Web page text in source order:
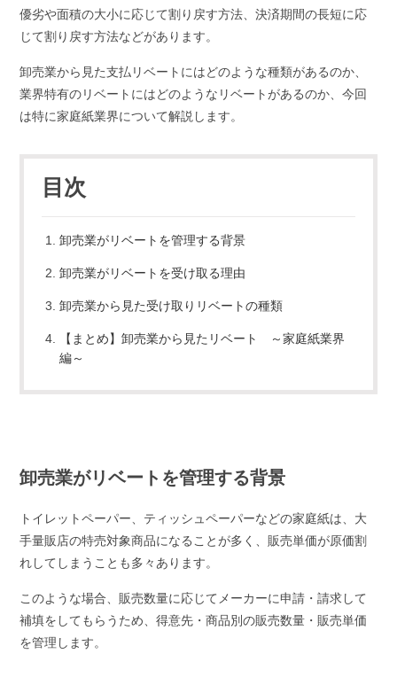
優劣や面積の大小に応じて割り戻す方法、決済期間の長短に応
じて割り戻す方法などがあります。
卸売業から見た支払リベートにはどのような種類があるのか、
業界特有のリベートにはどのようなリベートがあるのか、今回
は特に家庭紙業界について解説します。
目次
卸売業がリベートを管理する背景
卸売業がリベートを受け取る理由
卸売業から見た受け取りリベートの種類
【まとめ】卸売業から見たリベート ～家庭紙業界
編～
卸売業がリベートを管理する背景
トイレットペーパー、ティッシュペーパーなどの家庭紙は、大
手量販店の特売対象商品になることが多く、販売単価が原価割
れしてしまうことも多々あります。
このような場合、販売数量に応じてメーカーに申請・請求して
補填をしてもらうため、得意先・商品別の販売数量・販売単価
を管理します。